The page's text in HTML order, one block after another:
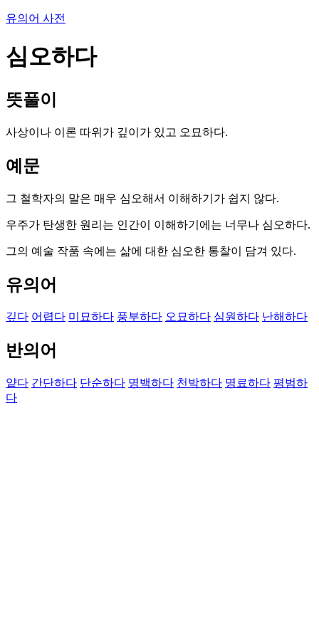
유의어 사전
심오하다
뜻풀이
사상이나 이론 따위가 깊이가 있고 오묘하다.
예문
그 철학자의 말은 매우 심오해서 이해하기가 쉽지 않다.
우주가 탄생한 원리는 인간이 이해하기에는 너무나 심오하다.
그의 예술 작품 속에는 삶에 대한 심오한 통찰이 담겨 있다.
유의어
깊다 어렵다 미묘하다 풍부하다 오묘하다 심원하다 난해하다
반의어
얕다 간단하다 단순하다 명백하다 천박하다 명료하다 평범하
다